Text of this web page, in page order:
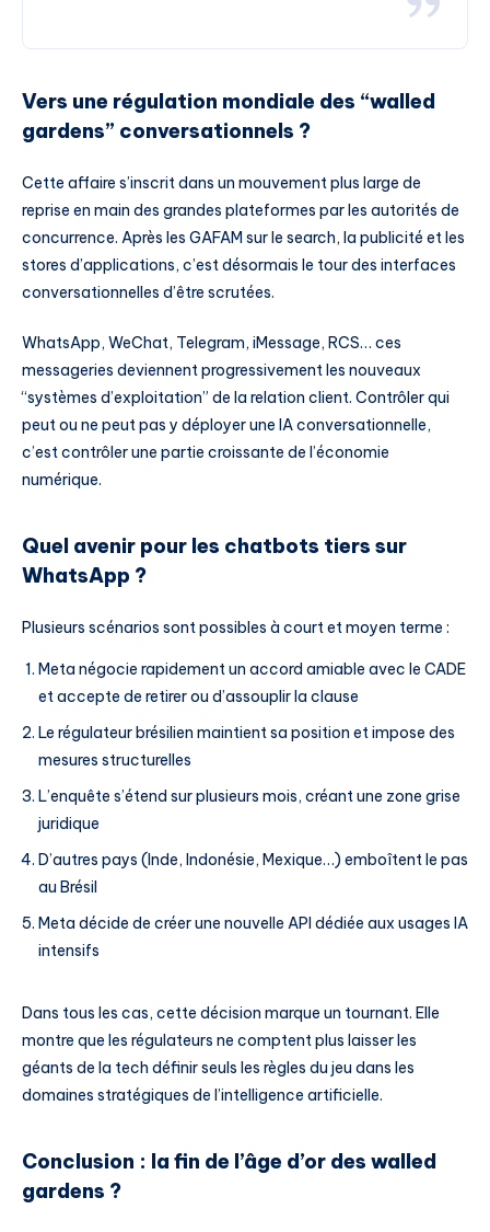
Vers une régulation mondiale des “walled
gardens” conversationnels ?
Cette affaire s’inscrit dans un mouvement plus large de
reprise en main des grandes plateformes par les autorités de
concurrence. Après les GAFAM sur le search, la publicité et les
stores d’applications, c’est désormais le tour des interfaces
conversationnelles d’être scrutées.
WhatsApp, WeChat, Telegram, iMessage, RCS… ces
messageries deviennent progressivement les nouveaux
“systèmes d’exploitation” de la relation client. Contrôler qui
peut ou ne peut pas y déployer une IA conversationnelle,
c’est contrôler une partie croissante de l’économie
numérique.
Quel avenir pour les chatbots tiers sur
WhatsApp ?
Plusieurs scénarios sont possibles à court et moyen terme :
Meta négocie rapidement un accord amiable avec le CADE
et accepte de retirer ou d’assouplir la clause
Le régulateur brésilien maintient sa position et impose des
mesures structurelles
L’enquête s’étend sur plusieurs mois, créant une zone grise
juridique
D’autres pays (Inde, Indonésie, Mexique…) emboîtent le pas
au Brésil
Meta décide de créer une nouvelle API dédiée aux usages IA
intensifs
Dans tous les cas, cette décision marque un tournant. Elle
montre que les régulateurs ne comptent plus laisser les
géants de la tech définir seuls les règles du jeu dans les
domaines stratégiques de l’intelligence artificielle.
Conclusion : la fin de l’âge d’or des walled
gardens ?